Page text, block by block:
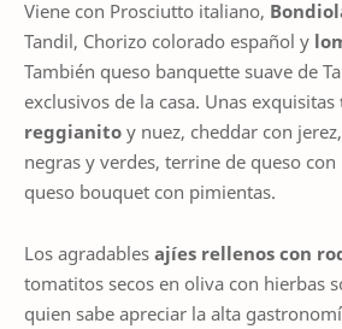
Viene con Prosciutto italiano,
Tandil, Chorizo colorado español y
También queso banquette suave de
exclusivos de la casa. Unas exquisitas
reggianito y nuez, cheddar con
negras y verdes, terrine de queso
queso bouquet con pimientas.
Los agradables ajíes rellenos con
tomatitos secos en oliva con hierbas
quien sabe apreciar la alta